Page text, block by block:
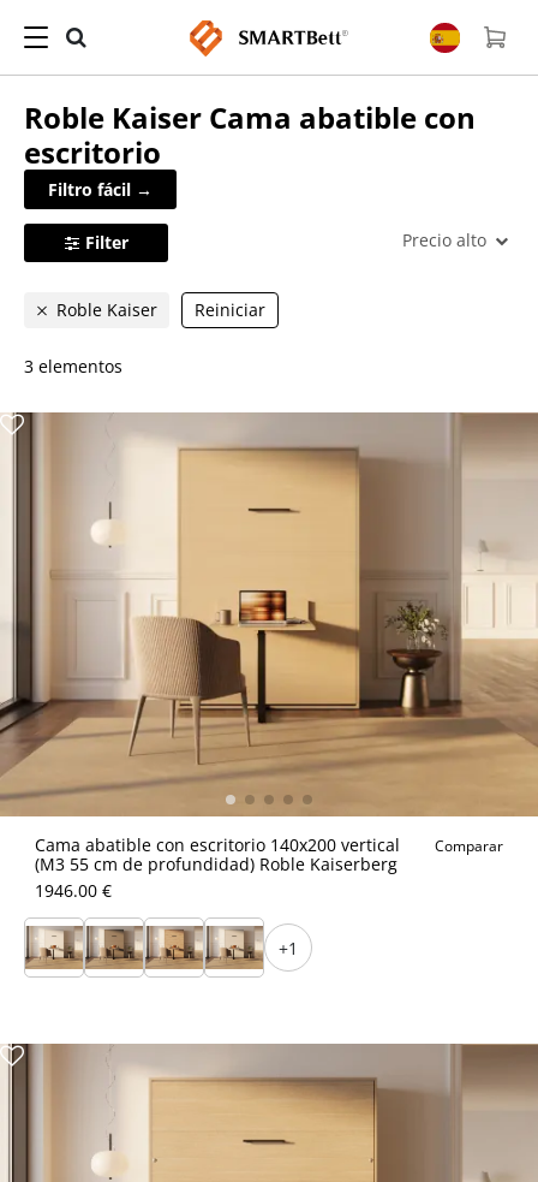
Roble Kaiser Cama abatible con
escritorio
Filtro fácil →
Filter Precio alto
Roble Kaiser Reiniciar
3 elementos
Cama abatible con escritorio 140x200 vertical
(M3 55 cm de profundidad) Roble Kaiserberg
Comparar
1946.00 €
+1